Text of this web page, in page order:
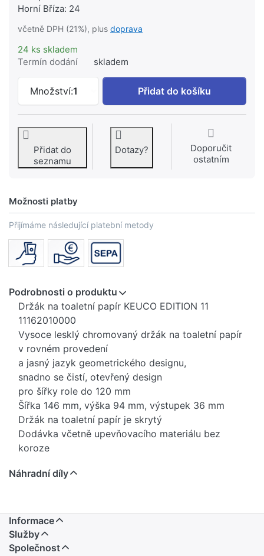
Horní Bříza: 24
včetně DPH (21%), plus doprava
24 ks skladem
Termín dodání
skladem
Množství:1
KEUCO Edition 11 držák toaletního
Přidat do košíku
Přidat do
seznamu
Dotazy?
Doporučit
ostatním
Možnosti platby
Přijímáme následující platební metody
Podrobnosti o produktu
Držák na toaletní papír KEUCO EDITION 11
11162010000
Vysoce lesklý chromovaný držák na toaletní papír
v rovném provedení
a jasný jazyk geometrického designu,
snadno se čistí, otevřený design
pro šířky role do 120 mm
Šířka 146 mm, výška 94 mm, výstupek 36 mm
Držák na toaletní papír je skrytý
Dodávka včetně upevňovacího materiálu bez
koroze
Náhradní díly
Informace
Služby
Společnost